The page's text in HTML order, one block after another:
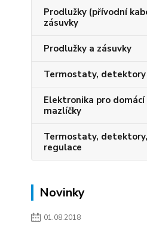
Prodlužky (přívodní
zásuvky
Prodlužky a zásuvky
Termostaty, detektory
Elektronika pro domácí
mazlíčky
Termostaty, detektory,
regulace
Novinky
01.08.2018